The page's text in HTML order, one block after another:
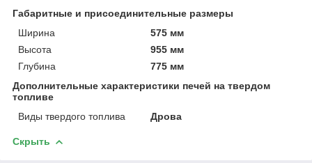
Габаритные и присоединительные размеры
Ширина
575 мм
Высота
955 мм
Глубина
775 мм
Дополнительные характеристики печей на твердом
топливе
Виды твердого топлива
Дрова
Скрыть